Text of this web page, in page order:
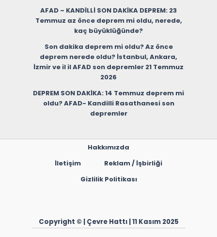
AFAD – KANDİLLİ SON DAKİKA DEPREM: 23
Temmuz az önce deprem mi oldu, nerede,
kaç büyüklüğünde?
Son dakika deprem mi oldu? Az önce
deprem nerede oldu? İstanbul, Ankara,
İzmir ve il il AFAD son depremler 21 Temmuz
2026
DEPREM SON DAKİKA: 14 Temmuz deprem mi
oldu? AFAD- Kandilli Rasathanesi son
depremler
Hakkımızda
İletişim
Reklam / İşbirliği
Gizlilik Politikası
Copyright © | Çevre Hattı | 11 Kasım 2025